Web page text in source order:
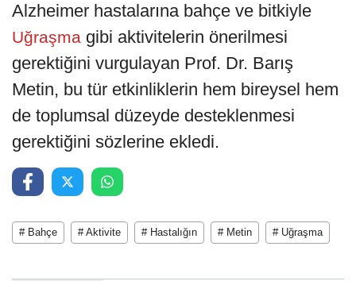
Alzheimer hastalarına bahçe ve bitkiyle
Uğraşma gibi aktivitelerin önerilmesi
gerektiğini vurgulayan Prof. Dr. Barış
Metin, bu tür etkinliklerin hem bireysel hem
de toplumsal düzeyde desteklenmesi
gerektiğini sözlerine ekledi.
# Bahçe # Aktivite # Hastalığın # Metin # Uğraşma